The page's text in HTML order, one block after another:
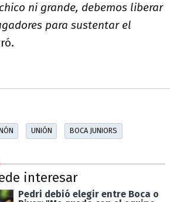
ni grande, debemos liberar
para sustentar el
UNIÓN BOCA JUNIORS
interesar
Pedri debió elegir entre Boca o